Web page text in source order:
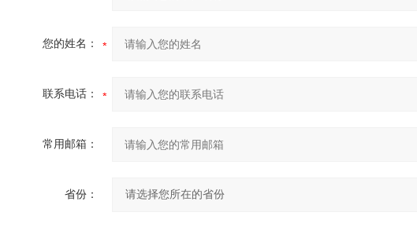
您的姓名：
联系电话：
常用邮箱：
省份：